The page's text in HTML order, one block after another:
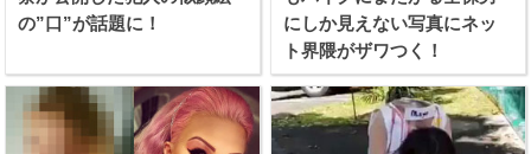
の”口”が話題に！
にしか見えない写真にネッ
ト界隈がザワつく！